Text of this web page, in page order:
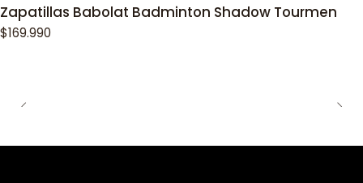
Zapatillas Babolat Badminton Shadow Tourmen
$169.990